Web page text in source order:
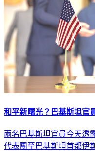
和平新曙光？巴基斯坦官
兩名巴基斯坦官員今天透
代表團至巴基斯坦首都伊